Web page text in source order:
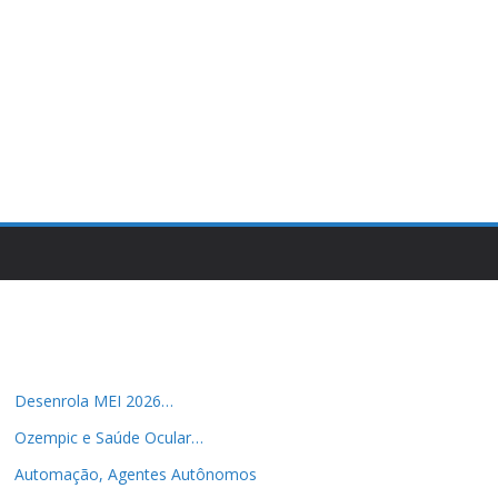
Desenrola MEI 2026…
Ozempic e Saúde Ocular…
Automação, Agentes Autônomos